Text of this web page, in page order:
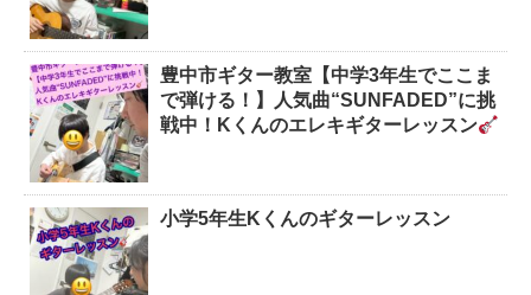
豊中市ギター教室【中学3年生でここま
で弾ける！】人気曲“SUNFADED”に挑
戦中！Kくんのエレキギターレッスン
小学5年生Kくんのギターレッスン